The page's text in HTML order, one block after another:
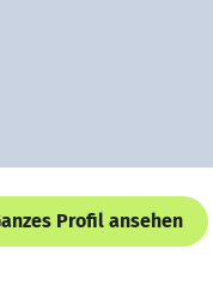
Profil ansehen